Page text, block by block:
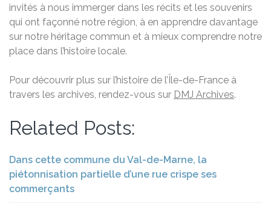
invités à nous immerger dans les récits et les souvenirs
qui ont façonné notre région, à en apprendre davantage
sur notre héritage commun et à mieux comprendre notre
place dans l’histoire locale.
Pour découvrir plus sur l’histoire de l’Île-de-France à
travers les archives, rendez-vous sur DMJ Archives.
Related Posts:
Dans cette commune du Val-de-Marne, la
piétonnisation partielle d’une rue crispe ses
commerçants